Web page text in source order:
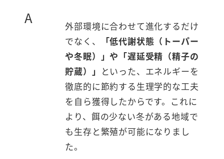
A
外部環境に合わせて進化するだけ
でなく、
「低代謝状態（トーパー
や冬眠）」や「遅延受精（精子の
貯蔵）」 といった、エネルギーを
徹底的に節約する生理学的な工夫
を自ら獲得したからです。これに
より、餌の少ない冬がある地域で
も生存と繁殖が可能になりまし
た。